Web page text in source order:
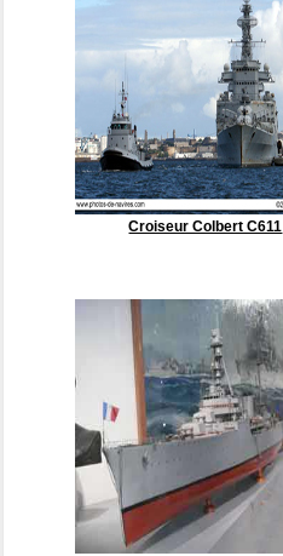
Croiseur Colbert C611